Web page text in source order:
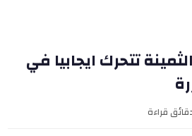
تتحرك ايجابيا في